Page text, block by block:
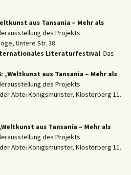
aus Tansania – Mehr als
des Projekts
Untere Str. 38.
Internationales Literaturfestival. Das
„Weltkunst aus Tansania – Mehr als
des Projekts
Abtei Königsmünster, Klosterberg 11.
„Weltkunst aus Tansania – Mehr als
des Projekts
Abtei Königsmünster, Klosterberg 11.